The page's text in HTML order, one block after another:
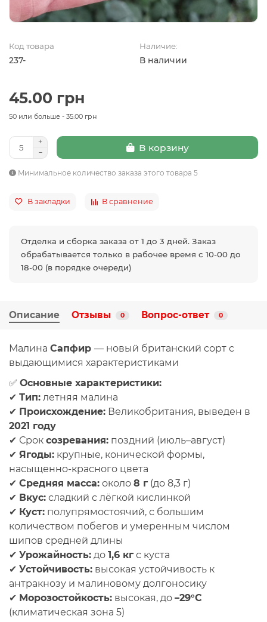
Код товара
237-
Наличие:
В наличии
45.00 грн
50 или больше - 35.00 грн
В корзину
Минимальное количество заказа этого товара 5
В закладки В сравнение
Отделка и сборка заказа от 1 до 3 дней. Заказ
обрабатывается только в рабочее время с 10-00 до
18-00 (в порядке очереди)
Описание Отзывы 0 Вопрос-ответ 0
Малина Сапфир — новый британский сорт с
выдающимися характеристиками
✅ Основные характеристики:
✔ Тип: летняя малина
✔ Происхождение: Великобритания, выведен в
2021 году
✔ Срок созревания: поздний (июль–август)
✔ Ягоды: крупные, конической формы,
насыщенно-красного цвета
✔ Средняя масса: около 8 г (до 8,3 г)
✔ Вкус: сладкий с лёгкой кислинкой
✔ Куст: полупрямостоячий, с большим
количеством побегов и умеренным числом
шипов средней длины
✔ Урожайность: до 1,6 кг с куста
✔ Устойчивость: высокая устойчивость к
антракнозу и малиновому долгоносику
✔ Морозостойкость: высокая, до –29°C
(климатическая зона 5)